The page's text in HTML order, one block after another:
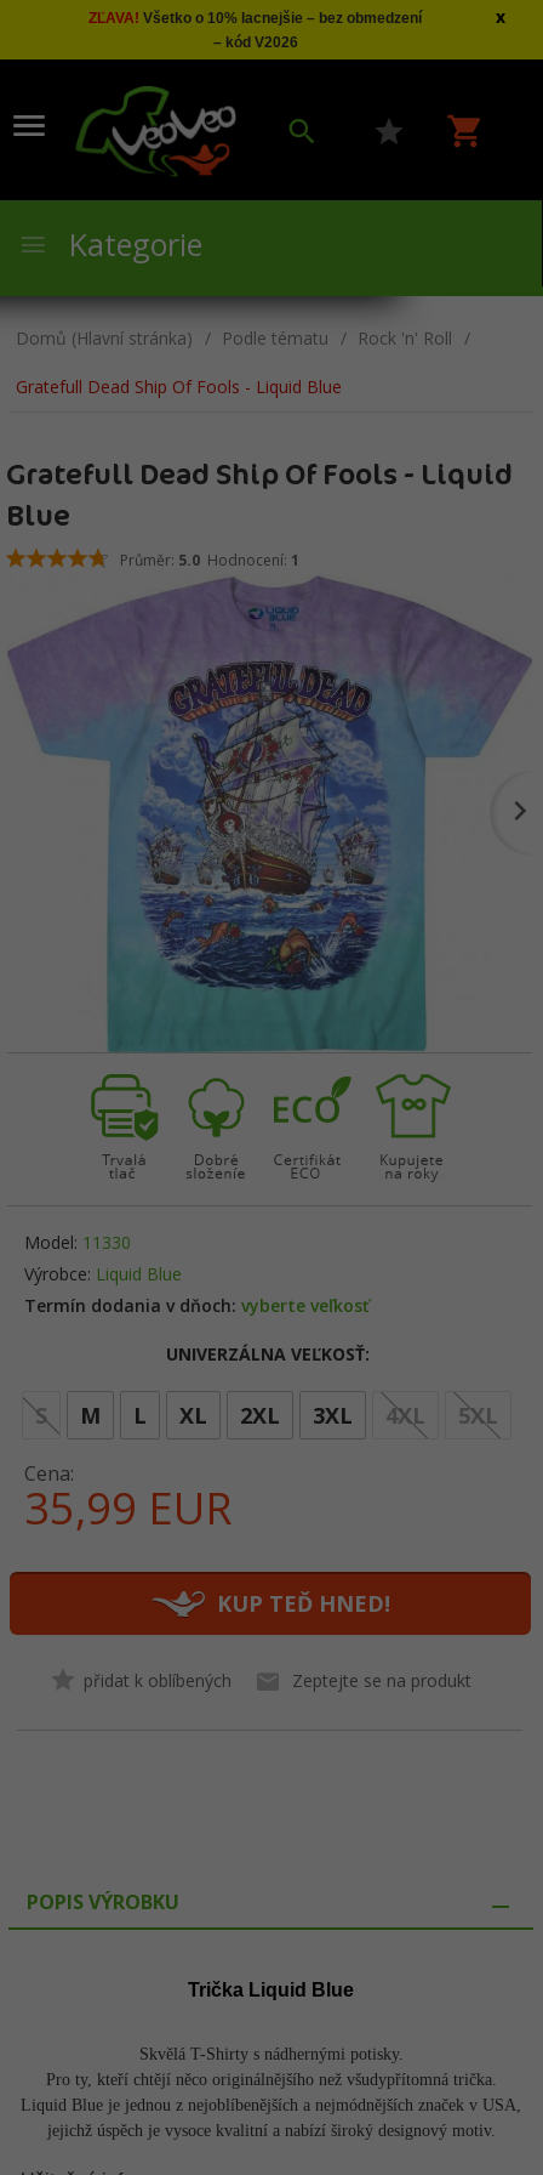
ZĽAVA! Všetko o 10% lacnejšie – bez obmedzení
– kód V2026
x
Kategorie
Domů (Hlavní stránka) Podle tématu Rock 'n' Roll
Gratefull Dead Ship Of Fools - Liquid Blue
Gratefull Dead Ship Of Fools - Liquid
Blue
Průměr: 5.0 Hodnocení: 1
Model: 11330
Termín dodania v dňoch: vyberte veľkosť
Výrobce: Liquid Blue
UNIVERZÁLNA VEĽKOSŤ:
S M L XL 2XL 3XL 4XL 5XL
Cena:
35,99 EUR
KUP TEĎ HNED!
přidat k oblíbených Zeptejte se na produkt
POPIS VÝROBKU
Trička Liquid Blue
Skvělá T-Shirty s nádhernými potisky.
Pro ty, kteří chtějí něco originálnějšího než všudypřítomná trička.
Liquid Blue je jednou z nejoblíbenějších a nejmódnějších značek v USA,
jejichž úspěch je vysoce kvalitní a nabízí široký designový motiv.